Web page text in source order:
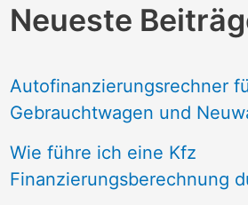
Neueste
Autofinanzierungsrechner
Gebrauchtwagen und
Wie führe ich eine Kfz
Finanzierungsberechnung